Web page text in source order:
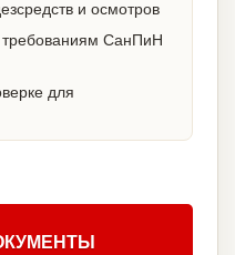
и осмотров
требованиям СанПиН
для